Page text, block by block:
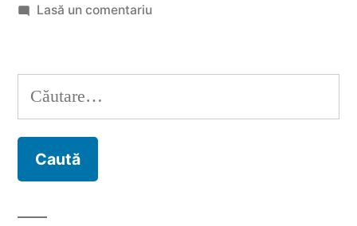
spatiul
lumina
Lasă un comentariula
arta
a
Caută
după: